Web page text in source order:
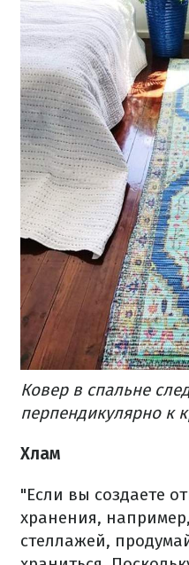
Ковер в спальне
перпендикулярно к
Хлам
"Если вы создаете
хранения,
стеллажей,